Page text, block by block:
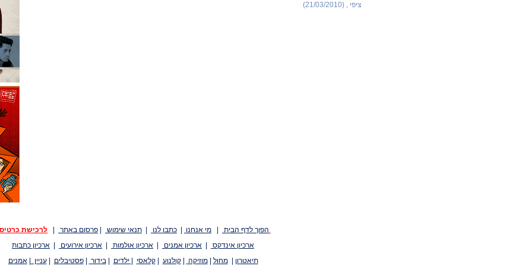
ציפי , (21/03/2010)
הפוך לדף הבית מי אנחנו כתבו לנו תנאי שימוש פרסום באתר
לרכישת
ארכיון אינדקס
ארכיון אמנים ארכיון אולמות ארכיון אירועים
ארכיון כתבות
תיאטרון
|מחול |מוזיקה |קולנוע |קלאסי ילדים |בידור |פסטיבלים |עניין |אמנים